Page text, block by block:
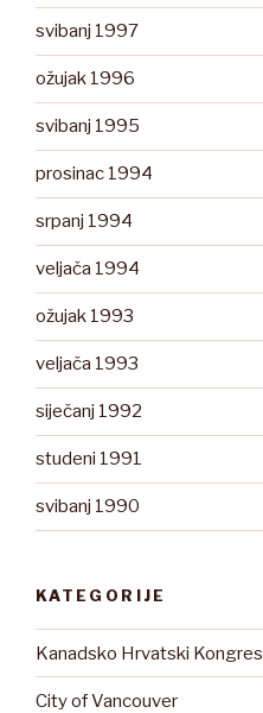
svibanj 1997
ožujak 1996
svibanj 1995
prosinac 1994
srpanj 1994
veljača 1994
ožujak 1993
veljača 1993
siječanj 1992
studeni 1991
svibanj 1990
KATEGORIJE
Kanadsko Hrvatski Kongres
City of Vancouver